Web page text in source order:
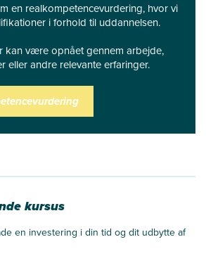
en realkompetencevurdering, hvor vi
i forhold til uddannelsen.
kan være opnået gennem arbejde,
eller andre relevante erfaringer.
kursus
en investering i din tid og dit udbytte af